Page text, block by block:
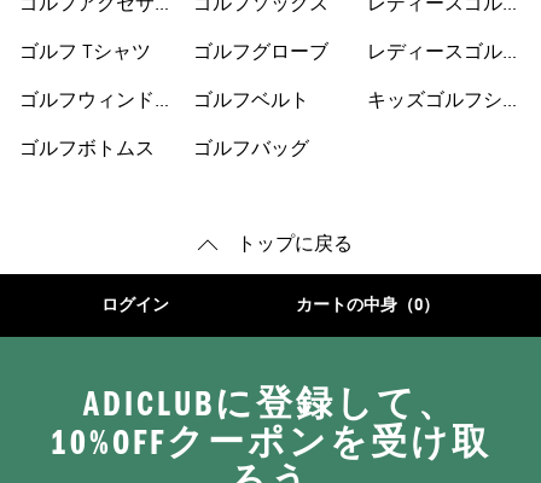
ゴルフアクセサリ
ゴルフ Tシャツ
ゴルフウィンドブ
ゴルフボトムス
ゴルフソックス
ゴルフグローブ
ゴルフベルト
ゴルフバッグ
レディースゴルフ
レディースゴルフ
キッズゴルフシュ
トップに戻る
ログイン カートの中身（0）
ADICLUBに登録して、
10%OFFクーポンを受け取